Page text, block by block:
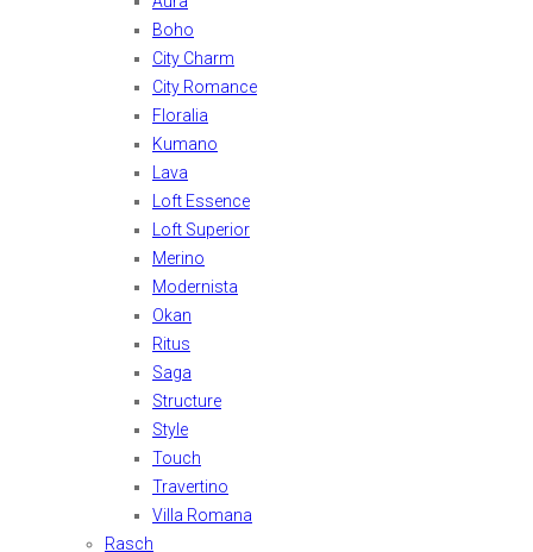
Boho
City Charm
City Romance
Floralia
Kumano
Lava
Loft Essence
Loft Superior
Merino
Modernista
Okan
Ritus
Saga
Structure
Style
Touch
Travertino
Villa Romana
Rasch